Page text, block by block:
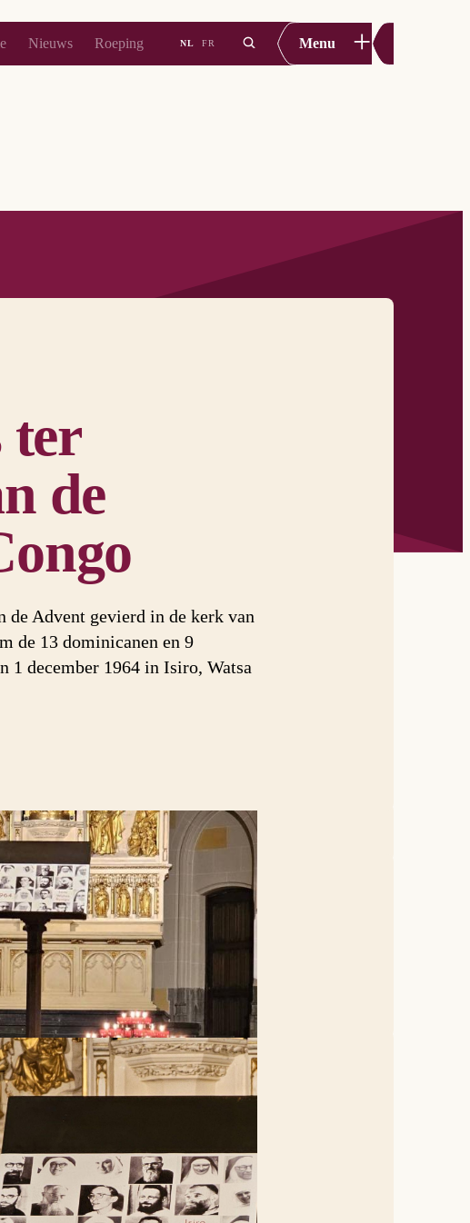
Nieuws Roeping NL FR Menu +
ter
de
de Advent gevierd in de kerk van
de 13 dominicanen en 9
1 december 1964 in Isiro, Watsa
van Congo. Dertien dominicaner
tussen 24 november en 1 december
in de onrust, gedragen door trouw aan